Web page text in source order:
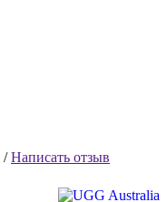
/ Написать отзыв